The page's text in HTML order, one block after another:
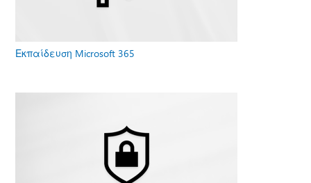
Εκπαίδευση Microsoft 365